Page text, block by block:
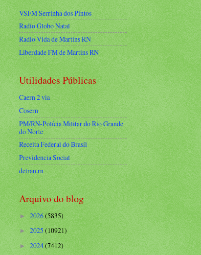
VSFM Serrinha dos Pintos
Radio Globo Natal
Radio Vida de Martins RN
Liberdade FM de Martins RN
Utilidades Públicas
Caern 2 via
Cosern
PM/RN-Polícia Militar do Rio Grande
do Norte
Receita Federal do Brasíl
Previdencia Social
detran.rn
Arquivo do blog
►2026(5835)
►2025(10921)
►2024(7412)